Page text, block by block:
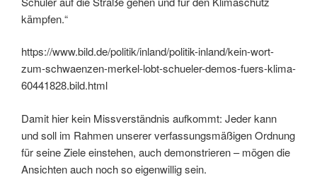
kämpfen.“
https://www.bild.de/politik/inland/politik-inland/kein-wort-
zum-schwaenzen-merkel-lobt-schueler-demos-fuers-klima-
60441828.bild.html
Damit hier kein Missverständnis aufkommt: Jeder kann
und soll im Rahmen unserer verfassungsmäßigen Ordnung
für seine Ziele einstehen, auch demonstrieren – mögen die
Ansichten auch noch so eigenwillig sein.